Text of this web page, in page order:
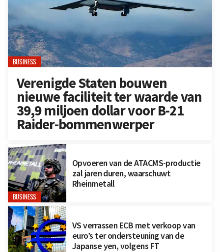
BUSINESS
Verenigde Staten bouwen
nieuwe faciliteit ter waarde van
39,9 miljoen dollar voor B-21
Raider-bommenwerper
BUSINESS
Opvoeren van de ATACMS-productie
zal jaren duren, waarschuwt
Rheinmetall
VS verrassen ECB met verkoop van
euro’s ter ondersteuning van de
Japanse yen, volgens FT